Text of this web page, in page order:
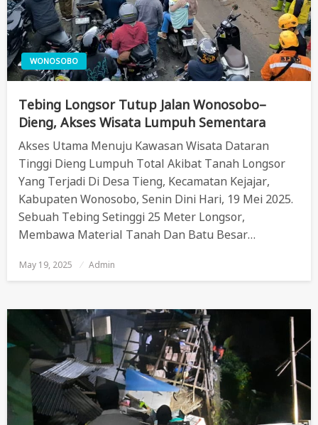
WONOSOBO
Tebing Longsor Tutup Jalan Wonosobo–
Dieng, Akses Wisata Lumpuh Sementara
Akses Utama Menuju Kawasan Wisata Dataran
Tinggi Dieng Lumpuh Total Akibat Tanah Longsor
Yang Terjadi Di Desa Tieng, Kecamatan Kejajar,
Kabupaten Wonosobo, Senin Dini Hari, 19 Mei 2025.
Sebuah Tebing Setinggi 25 Meter Longsor,
Membawa Material Tanah Dan Batu Besar…
Posted
On
May 19, 2025 Admin